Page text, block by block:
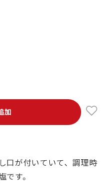
加
口が付いていて、調理時
す。